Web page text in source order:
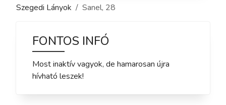
Szegedi Lányok Sanel, 28
FONTOS INFÓ
Most inaktív vagyok, de hamarosan újra
hívható leszek!